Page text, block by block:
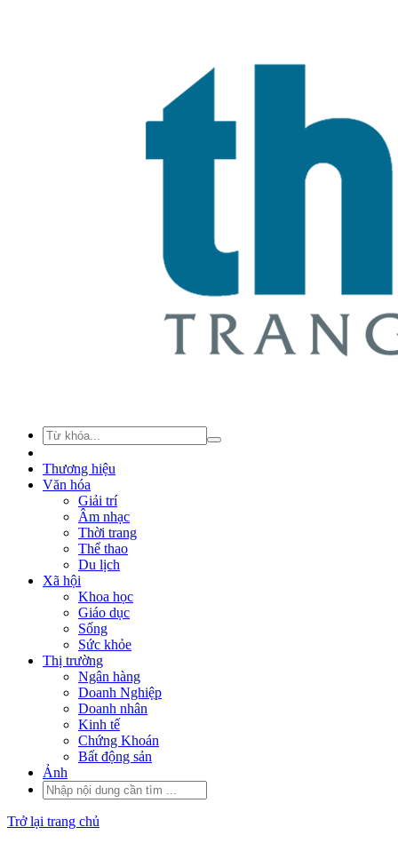
Thương hiệu
Văn hóa
Giải trí
Âm nhạc
Thời trang
Thể thao
Du lịch
Xã hội
Khoa học
Giáo dục
Sống
Sức khỏe
Thị trường
Ngân hàng
Doanh Nghiệp
Doanh nhân
Kinh tế
Chứng Khoán
Bất động sản
Ảnh
Trở lại trang chủ